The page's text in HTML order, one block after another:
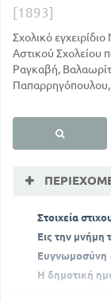
[1893]
Σχολικό
Αστικού Σχολείου
Ραγκαβή,
Στοιχεία
Εις την μνήμη
Ευγνωμοσύνη
Η δημοτική
Της Άρτας το